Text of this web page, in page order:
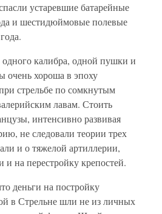
устаревшие батарейные
и шестидюймовые полевые
калибра, одной пушки и
очень хороша в эпоху
стрельбе по сомкнутым
лавам. Стоить
интенсивно развивая
не следовали теории трех
и о тяжелой артиллерии,
на перестройку крепостей.
деньги на постройку
в Стрельне шли не из личных